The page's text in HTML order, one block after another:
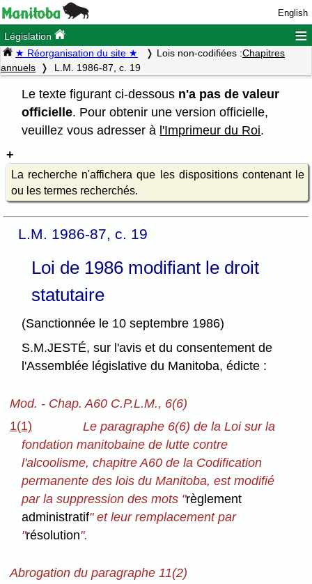
English
Législation ≡
★ Réorganisation du site ★ Lois non-codifiées :Chapitres
annuels
L.M. 1986-87, c. 19
Le texte figurant ci-dessous n'a pas de valeur
officielle. Pour obtenir une version officielle,
veuillez vous adresser à l'Imprimeur du Roi.
La recherche n'affichera que les dispositions contenant le
ou les termes recherchés.
L.M. 1986-87, c. 19
Loi de 1986 modifiant le droit
statutaire
(Sanctionnée le 10 septembre 1986)
S.M.JESTÉ, sur l'avis et du consentement de
l'Assemblée législative du Manitoba, édicte :
Mod. - Chap. A60 C.P.L.M., 6(6)
1(1)
Le paragraphe 6(6) de la Loi sur la
fondation manitobaine de lutte contre
l'alcoolisme, chapitre A60 de la Codification
permanente des lois du Manitoba, est modifié
par la suppression des mots "règlement
administratif" et leur remplacement par
"résolution".
Abrogation du paragraphe 11(2)